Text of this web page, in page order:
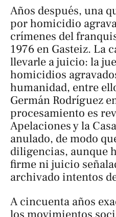
Años después, una
por homicidio
crímenes del
1976 en Gasteiz. La
llevarle a juicio: la
homicidios
humanidad, entre
Germán Rodríguez
procesamiento es
Apelaciones y la
anulado, de modo
diligencias, aunque
firme ni juicio
archivado intentos
A cincuenta años